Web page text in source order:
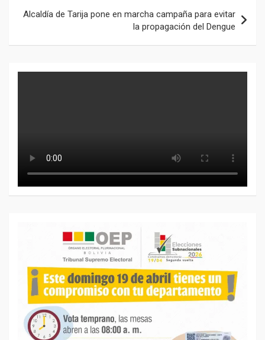
Alcaldía de Tarija pone en marcha campaña para evitar
la propagación del Dengue